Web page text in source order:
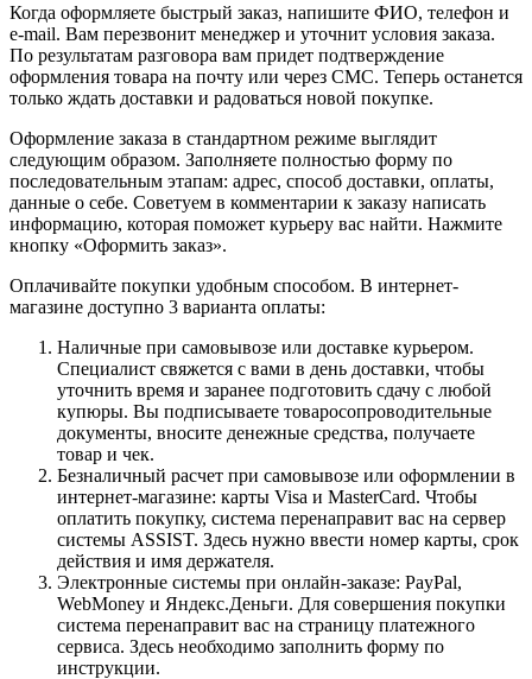
Когда оформляете быстрый заказ, напишите ФИО, телефон и
e-mail. Вам перезвонит менеджер и уточнит условия заказа.
По результатам разговора вам придет подтверждение
оформления товара на почту или через СМС. Теперь останется
только ждать доставки и радоваться новой покупке.
Оформление заказа в стандартном режиме выглядит
следующим образом. Заполняете полностью форму по
последовательным этапам: адрес, способ доставки, оплаты,
данные о себе. Советуем в комментарии к заказу написать
информацию, которая поможет курьеру вас найти. Нажмите
кнопку «Оформить заказ».
Оплачивайте покупки удобным способом. В интернет-
магазине доступно 3 варианта оплаты:
Наличные при самовывозе или доставке курьером.
Специалист свяжется с вами в день доставки, чтобы
уточнить время и заранее подготовить сдачу с любой
купюры. Вы подписываете товаросопроводительные
документы, вносите денежные средства, получаете
товар и чек.
Безналичный расчет при самовывозе или оформлении в
интернет-магазине: карты Visa и MasterCard. Чтобы
оплатить покупку, система перенаправит вас на сервер
системы ASSIST. Здесь нужно ввести номер карты, срок
действия и имя держателя.
Электронные системы при онлайн-заказе: PayPal,
WebMoney и Яндекс.Деньги. Для совершения покупки
система перенаправит вас на страницу платежного
сервиса. Здесь необходимо заполнить форму по
инструкции.